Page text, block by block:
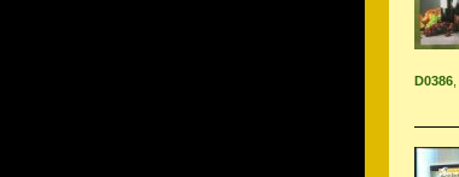
D0386